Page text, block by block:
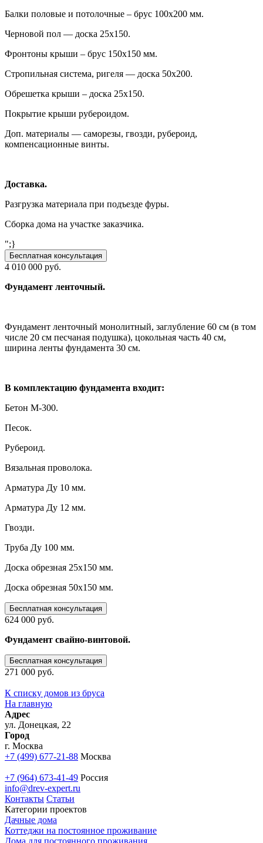
Балки половые и потолочные – брус 100х200 мм.
Черновой пол — доска 25х150.
Фронтоны крыши – брус 150х150 мм.
Стропильная система, ригеля — доска 50х200.
Обрешетка крыши – доска 25х150.
Покрытие крыши рубероидом.
Доп. материалы — саморезы, гвозди, рубероид,
компенсационные винты.
Доставка.
Разгрузка материала при подъезде фуры.
Сборка дома на участке заказчика.
";}
Бесплатная консультация
4 010 000 руб.
Фундамент ленточный.
Фундамент ленточный монолитный, заглубление 60 см (в том
числе 20 см песчаная подушка), цокольная часть 40 см,
ширина ленты фундамента 30 см.
В комплектацию фундамента входит:
Бетон М-300.
Песок.
Рубероид.
Вязальная проволока.
Арматура Ду 10 мм.
Арматура Ду 12 мм.
Гвозди.
Труба Ду 100 мм.
Доска обрезная 25х150 мм.
Доска обрезная 50х150 мм.
Бесплатная консультация
624 000 руб.
Фундамент свайно-винтовой.
Бесплатная консультация
271 000 руб.
К списку домов из бруса
На главную
Адрес
ул. Донецкая, 22
Город
г. Москва
+7 (499) 677-21-88 Москва
+7 (964) 673-41-49 Россия
info@drev-expert.ru
Контакты Статьи
Категории проектов
Дачные дома
Коттеджи на постоянное проживание